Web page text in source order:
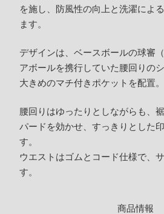
を施し、防風性の向上と洗濯によ
ます。
デザインは、ベースボールの球審
アボールを携行していた腰回りの
大きめのマチ付きポケットを配置。
腰回りはゆったりとしながらも、
パードを効かせ、すっきりとした
す。
ウエストはゴムとコード仕様で、
す。
商品情報